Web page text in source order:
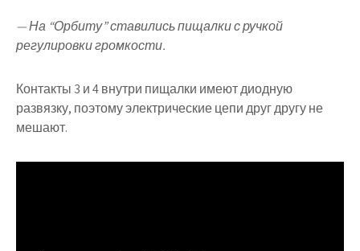
— На “Орбиту” ставились пищалки с ручкой
регулировки громкости.
Контакты 3 и 4 внутри пищалки имеют диодную
развязку, поэтому электрические цепи друг другу не
мешают.